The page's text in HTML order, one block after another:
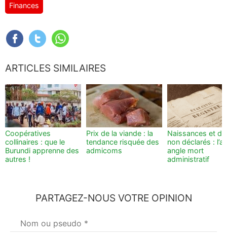
Finances
ARTICLES SIMILAIRES
Coopératives
collinaires : que le
Burundi apprenne des
autres !
Prix de la viande : la
tendance risquée des
admicoms
Naissances et
non déclarés :
angle mort
administratif
PARTAGEZ-NOUS VOTRE OPINION
Votre
nom*